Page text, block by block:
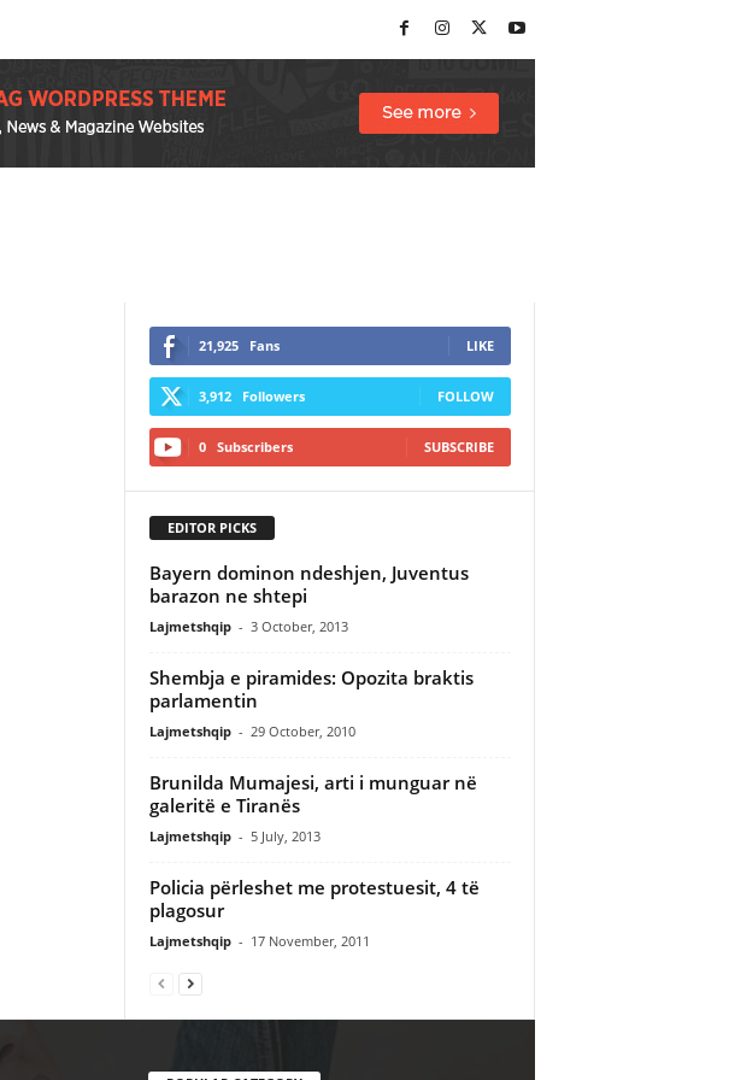
21,925 Fans LIKE
3,912 Followers FOLLOW
0 Subscribers SUBSCRIBE
EDITOR PICKS
Bayern dominon ndeshjen, Juventus
barazon ne shtepi
Lajmetshqip - 3 October, 2013
Shembja e piramides: Opozita braktis
parlamentin
Lajmetshqip - 29 October, 2010
Brunilda Mumajesi, arti i munguar në
galeritë e Tiranës
Lajmetshqip - 5 July, 2013
Policia përleshet me protestuesit, 4 të
plagosur
Lajmetshqip - 17 November, 2011